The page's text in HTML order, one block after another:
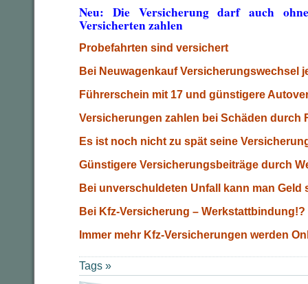
Neu: Die Versicherung darf auch
Versicherten zahlen
Probefahrten sind versichert
Bei Neuwagenkauf Versicherungswechsel
Führerschein mit 17 und günstigere
Versicherungen zahlen bei Schäden durch
Es ist noch nicht zu spät seine
Günstigere Versicherungsbeiträge durch
Bei unverschuldeten Unfall kann man Geld
Bei Kfz-Versicherung – Werkstattbindung!?
Immer mehr Kfz-Versicherungen werden
Tags »